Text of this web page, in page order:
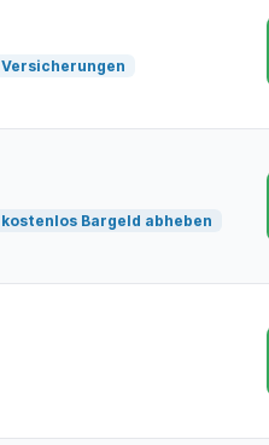
Versicherungen
kostenlos Bargeld abheben